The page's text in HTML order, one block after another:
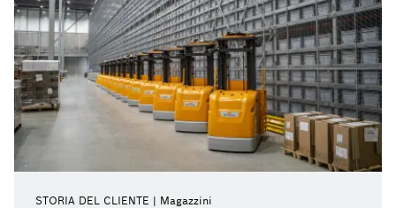
STORIA DEL CLIENTE Magazzini